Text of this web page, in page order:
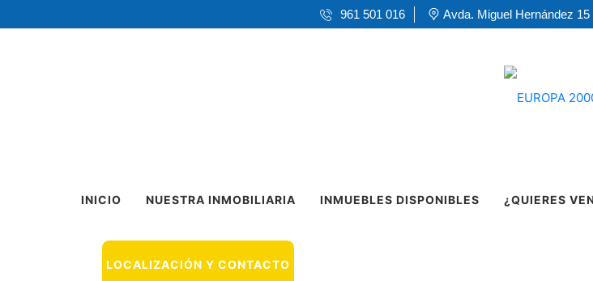
961 501 016 Avda. Miguel Hernández
INICIO NUESTRA INMOBILIARIA INMUEBLES DISPONIBLES ¿QUIERES
LOCALIZACIÓN Y CONTACTO